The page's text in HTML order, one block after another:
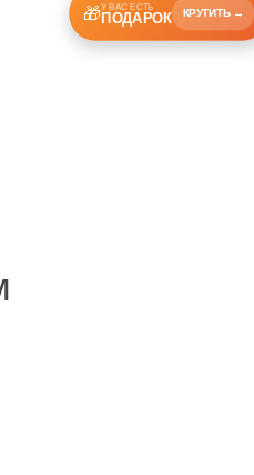
🎁У ВАС ЕСТЬ
ПОДАРОК КРУТИТЬ →